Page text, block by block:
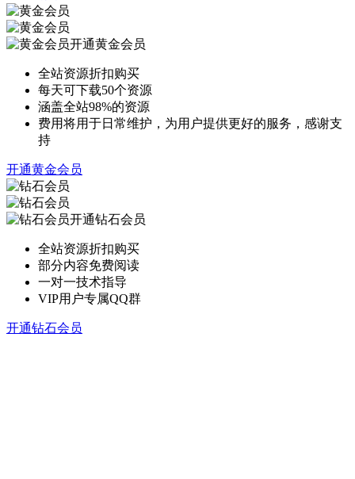
开通黄金会员
全站资源折扣购买
每天可下载50个资源
涵盖全站98%的资源
费用将用于日常维护，为用户提供更好的服务，感谢支
持
开通黄金会员
开通钻石会员
全站资源折扣购买
部分内容免费阅读
一对一技术指导
VIP用户专属QQ群
开通钻石会员